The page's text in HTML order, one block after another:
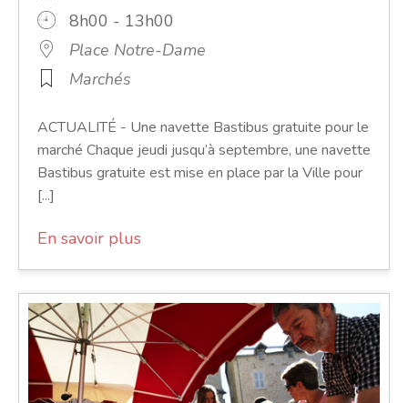
8h00 - 13h00
Place Notre-Dame
Marchés
ACTUALITÉ - Une navette Bastibus gratuite pour le
marché Chaque jeudi jusqu’à septembre, une navette
Bastibus gratuite est mise en place par la Ville pour
[...]
En savoir plus